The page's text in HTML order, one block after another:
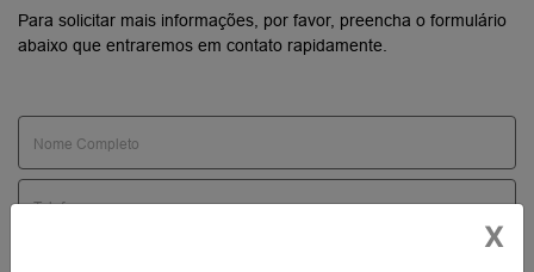
Para solicitar mais informações, por favor, preencha o formulário
abaixo que entraremos em contato rapidamente.
X